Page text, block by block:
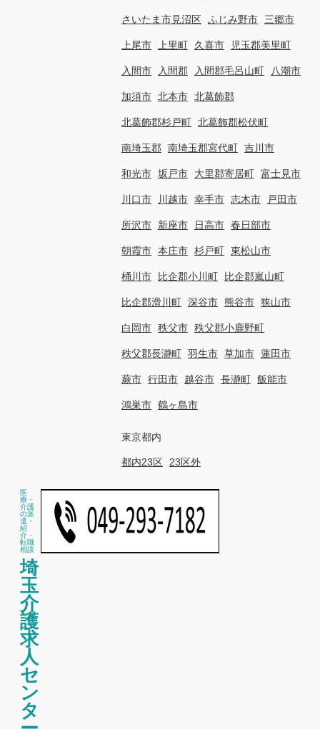
さいたま市見沼区 ふじみ野市 三郷市
上尾市 上里町 久喜市 児玉郡美里町
入間市 入間郡 入間郡毛呂山町 八潮市
加須市 北本市 北葛飾郡
北葛飾郡杉戸町 北葛飾郡松伏町
南埼玉郡 南埼玉郡宮代町 吉川市
和光市 坂戸市 大里郡寄居町 富士見市
川口市 川越市 幸手市 志木市 戸田市
所沢市 新座市 日高市 春日部市
朝霞市 本庄市 杉戸町 東松山市
桶川市 比企郡小川町 比企郡嵐山町
比企郡滑川町 深谷市 熊谷市 狭山市
白岡市 秩父市 秩父郡小鹿野町
秩父郡長瀞町 羽生市 草加市 蓮田市
蕨市 行田市 越谷市 長瀞町 飯能市
鴻巣市 鶴ヶ島市
東京都内
都内23区 23区外
医
療・
介護
の派
遣・
紹
介・
転職
相談
埼
玉
介
護
求
人
セ
ン
タ